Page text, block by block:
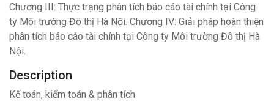
Chương III: Thực trạng phân tích báo cáo tài chính tại Công
ty Môi trường Đô thị Hà Nội. Chương IV: Giải pháp hoàn thiện
phân tích báo cáo tài chính tại Công ty Môi trường Đô thị Hà
Nội.
Description
Kế toán, kiểm toán & phân tích